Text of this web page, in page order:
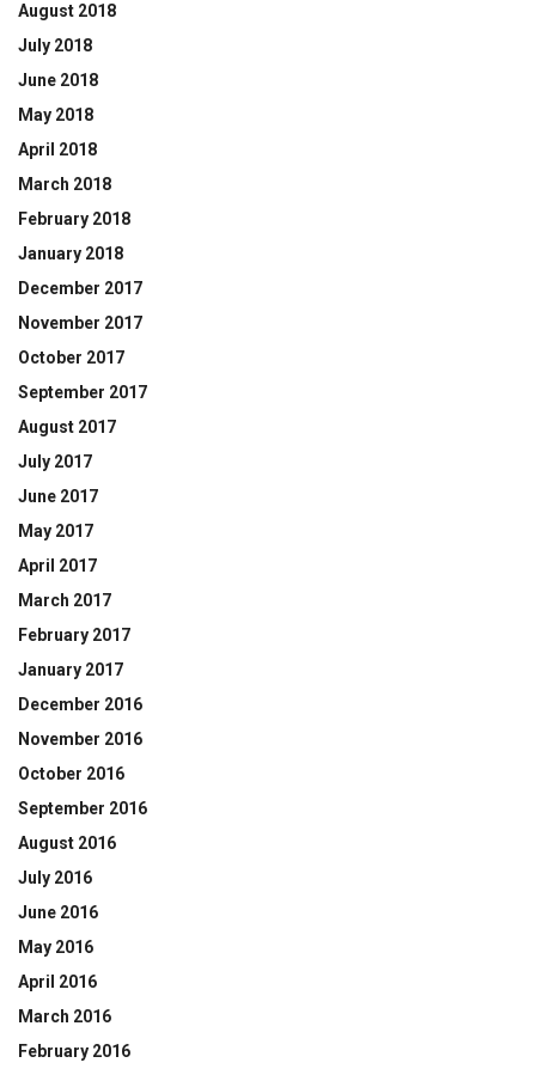
August 2018
July 2018
June 2018
May 2018
April 2018
March 2018
February 2018
January 2018
December 2017
November 2017
October 2017
September 2017
August 2017
July 2017
June 2017
May 2017
April 2017
March 2017
February 2017
January 2017
December 2016
November 2016
October 2016
September 2016
August 2016
July 2016
June 2016
May 2016
April 2016
March 2016
February 2016